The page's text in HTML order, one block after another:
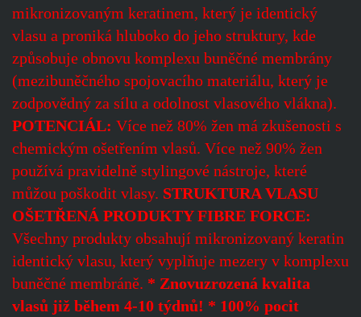
mikronizovaným keratinem, který je identický
vlasu a proniká hluboko do jeho struktury, kde
způsobuje obnovu komplexu buněčné membrány
(mezibuněčného spojovacího materiálu, který je
zodpovědný za sílu a odolnost vlasového vlákna).
POTENCIÁL: Více než 80% žen má zkušenosti s
chemickým ošetřením vlasů. Více než 90% žen
používá pravidelně stylingové nástroje, které
můžou poškodit vlasy. STRUKTURA VLASU
OŠETŘENÁ PRODUKTY FIBRE FORCE:
Všechny produkty obsahují mikronizovaný keratin
identický vlasu, který vyplňuje mezery v komplexu
buněčné membráně. * Znovuzrozená kvalita
vlasů již během 4-10 týdnů! * 100% pocit